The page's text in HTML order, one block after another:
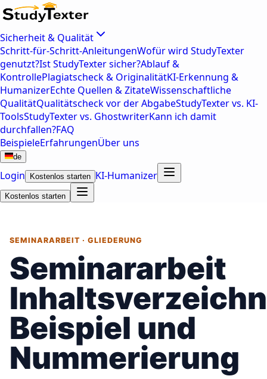
Sicherheit & Qualität
Schritt-für-Schritt-AnleitungenWofür wird StudyTexter
genutzt?Ist StudyTexter sicher?Ablauf &
KontrollePlagiatscheck & OriginalitätKI-Erkennung &
HumanizerEchte Quellen & ZitateWissenschaftliche
QualitätQualitätscheck vor der AbgabeStudyTexter vs. KI-
ToolsStudyTexter vs. GhostwriterKann ich damit
durchfallen?FAQ
BeispieleErfahrungenÜber uns
de
Login Kostenlos starten KI-Humanizer
Kostenlos starten
SEMINARARBEIT · GLIEDERUNG
Seminararbeit
Beispiel und
Nummerierung